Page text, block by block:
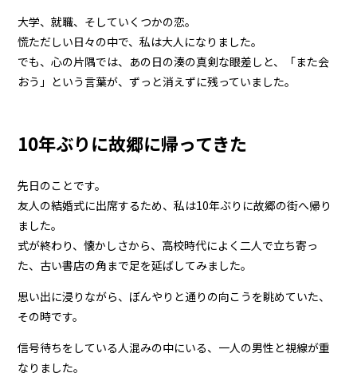
大学、就職、そしていくつかの恋。
慌ただしい日々の中で、私は大人になりました。
でも、心の片隅では、あの日の湊の真剣な眼差しと、「また会
おう」という言葉が、ずっと消えずに残っていました。
10年ぶりに故郷に帰ってきた
先日のことです。
友人の結婚式に出席するため、私は10年ぶりに故郷の街へ帰り
ました。
式が終わり、懐かしさから、高校時代によく二人で立ち寄っ
た、古い書店の角まで足を延ばしてみました。
思い出に浸りながら、ぼんやりと通りの向こうを眺めていた、
その時です。
信号待ちをしている人混みの中にいる、一人の男性と視線が重
なりました。